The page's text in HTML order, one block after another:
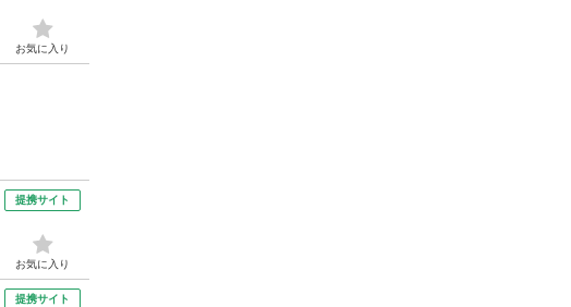
お気に入り
提携サイト
お気に入り
提携サイト